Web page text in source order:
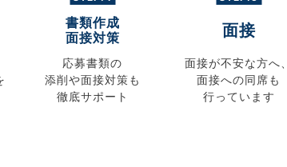
書類作成
面接対策
応募書類の
添削や面接対策も
徹底サポート
面接
面接が不安な方へ、
面接への同席も
行っています